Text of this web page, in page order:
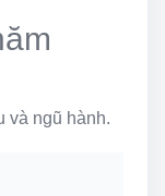
và ngũ hành.